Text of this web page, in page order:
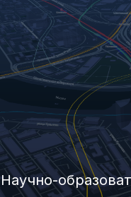
Научно-